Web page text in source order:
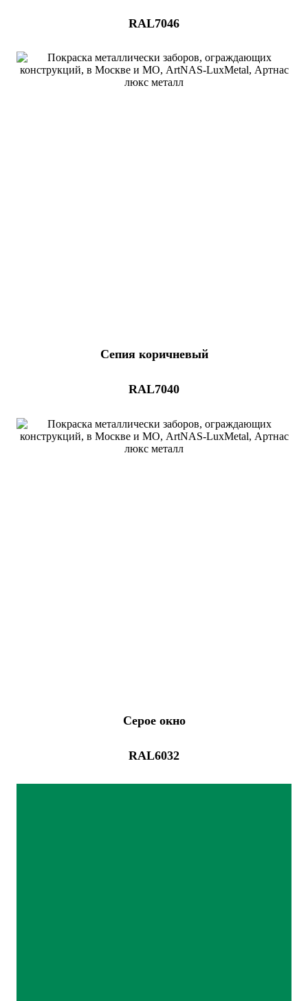
RAL7046
Сепия коричневый
RAL7040
Серое окно
RAL6032